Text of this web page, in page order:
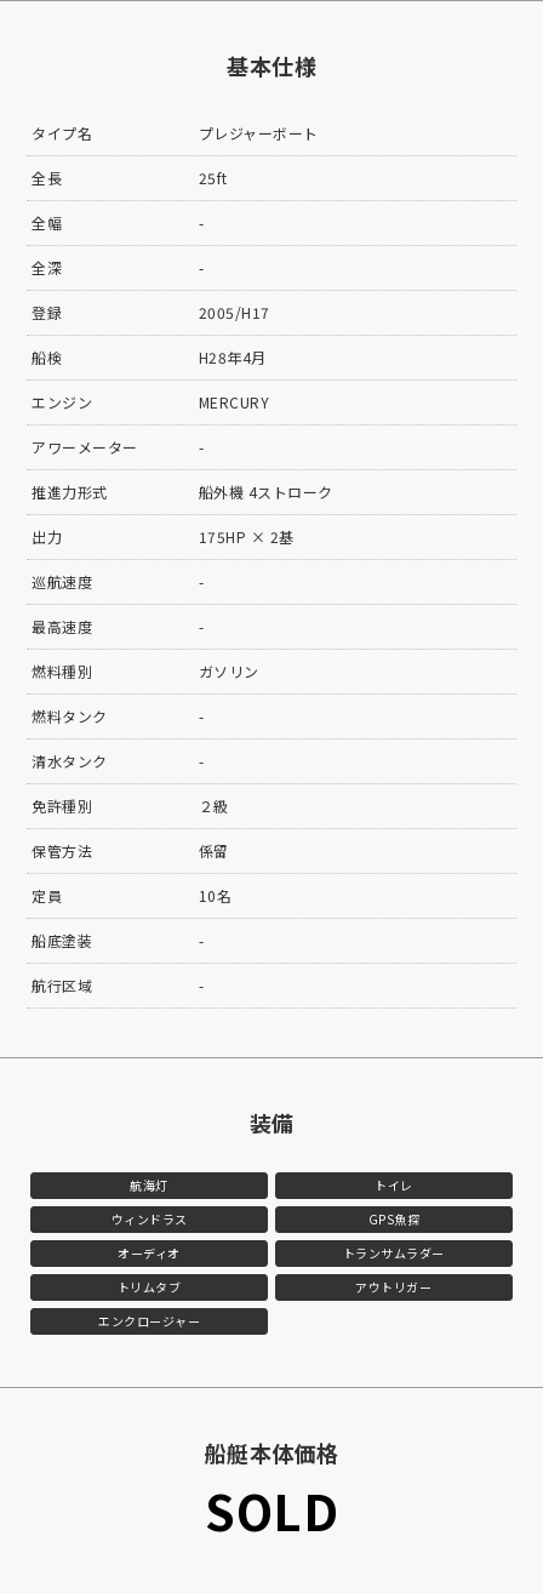
基本仕様
タイプ名 プレジャーボート
全長 25ft
全幅 -
全深 -
登録 2005/H17
船検 H28年4月
エンジン MERCURY
アワーメーター -
推進力形式 船外機 4ストローク
出力 175HP × 2基
巡航速度 -
最高速度 -
燃料種別 ガソリン
燃料タンク -
清水タンク -
免許種別 ２級
保管方法 係留
定員 10名
船底塗装 -
航行区域 -
装備
航海灯
トイレ
ウィンドラス
GPS魚探
オーディオ
トランサムラダー
トリムタブ
アウトリガー
エンクロージャー
船艇本体価格
SOLD